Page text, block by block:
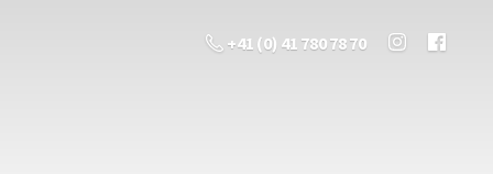
+41 (0) 41 780 78 70